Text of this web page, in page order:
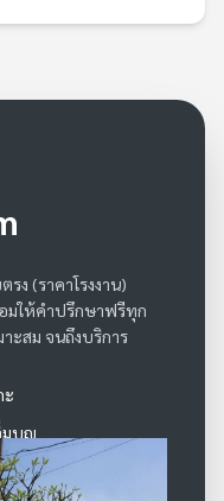
ง (ราคาโรงงาน)
มให้คำปรึกษาฟรีทุก
ะสม จนถึงบริการ
มบุญ